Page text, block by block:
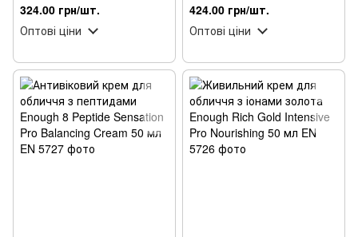
колагеном 50 мл
324.00 грн/шт.
Оптові ціни
Collagen Pro Marine з
колагеном 50 мл
424.00 грн/шт.
Оптові ціни